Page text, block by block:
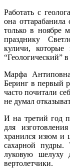
Работать с
она
только в ноябре
празднику
куличи,
“Геологический”
Марфа
Беринг в первый
часто почитали
не думал
И на третий год
для
хранился изюм и
сахарной пудры.
луковую шелуху
вертолетчики.